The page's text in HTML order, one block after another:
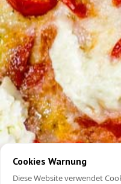
Cookies Warnung
Diese Website verwendet